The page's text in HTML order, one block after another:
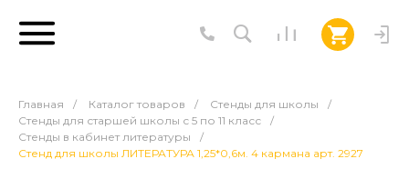
Главная / Каталог товаров / Стенды для школы
/
Стенды для старшей школы с 5 по 11 класс
/
Стенды в кабинет литературы
/
Стенд для школы ЛИТЕРАТУРА 1,25*0,6м. 4 кармана арт. 2927